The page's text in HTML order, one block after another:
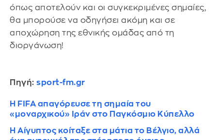
όπως αποτελούν και οι συγκεκριμένες σημαίες,
θα μπορούσε να οδηγήσει ακόμη και σε
αποχώρηση της εθνικής ομάδας από τη
διοργάνωση!
Πηγή: sport-fm.gr
Η FIFA απαγόρευσε τη σημαία του
«μοναρχικού» Ιράν στο Παγκόσμιο Κύπελλο
Η Αίγυπτος κοίταξε στα μάτια το Βέλγιο, αλλά